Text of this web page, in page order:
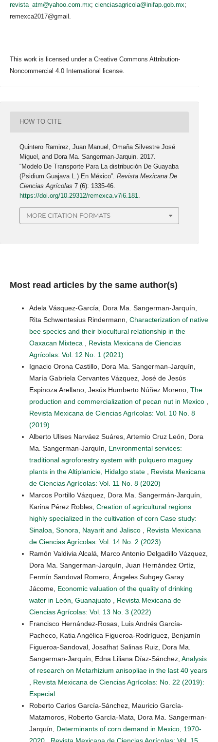
revista_atm@yahoo.com.mx; cienciasagricola@inifap.gob.mx;
remexca2017@gmail.
This work is licensed under a Creative Commons Attribution-
Noncommercial 4.0 International license.
HOW TO CITE
Quintero Ramirez, Juan Manuel, Omaña Silvestre José
Miguel, and Dora Ma. Sangerman-Jarquin. 2017.
“Modelo De Transporte Para La distribución De Guayaba
(Psidium Guajava L.) En México”.Revista Mexicana De
Ciencias Agrícolas 7 (6): 1335-46.
https://doi.org/10.29312/remexca.v7i6.181
MORE CITATION FORMATS
Most read articles by the same author(s)
Adela Vásquez-García, Dora Ma. Sangerman-Jarquín,
Rita Schwentesius Rindermann, Characterization of native
bee species and their biocultural relationship in the
Oaxacan Mixteca
Revista Mexicana de Ciencias
Agrícolas: Vol. 12 No. 1 (2021)
Ignacio Orona Castillo, Dora Ma. Sangerman-Jarquín,
María Gabriela Cervantes Vázquez, José de Jesús
Espinoza Arellano, Jesús Humberto Núñez Moreno, The
production and commercialization of pecan nut in Mexico
Revista Mexicana de Ciencias Agrícolas: Vol. 10 No. 8
(2019)
Alberto Ulises Narváez Suáres, Artemio Cruz León, Dora
Ma. Sangerman-Jarquín, Environmental services:
traditional agroforestry system with pulquero maguey
plants in the Altiplanicie, Hidalgo state
Revista Mexicana
de Ciencias Agrícolas: Vol. 11 No. 8 (2020)
Marcos Portillo Vázquez, Dora Ma. Sangermán-Jarquín,
Karina Pérez Robles, Creation of agricultural regions
highly specialized in the cultivation of corn Case study:
Sinaloa, Sonora, Nayarit and Jalisco
Revista Mexicana
de Ciencias Agrícolas: Vol. 14 No. 2 (2023)
Ramón Valdivia Alcalá, Marco Antonio Delgadillo Vázquez,
Dora Ma. Sangerman-Jarquín, Juan Hernández Ortíz,
Fermín Sandoval Romero, Ángeles Suhgey Garay
Jácome, Economic valuation of the quality of drinking
water in León, Guanajuato
Revista Mexicana de
Ciencias Agrícolas: Vol. 13 No. 3 (2022)
Francisco Hernández-Rosas, Luis Andrés García-
Pacheco, Katia Angélica Figueroa-Rodríguez, Benjamín
Figueroa-Sandoval, Josafhat Salinas Ruiz, Dora Ma.
Sangerman-Jarquín, Edna Liliana Díaz-Sánchez, Analysis
of research on Metarhizium anisopliae in the last 40 years
Revista Mexicana de Ciencias Agrícolas: No. 22 (2019):
Especial
Roberto Carlos García-Sánchez, Mauricio García-
Matamoros, Roberto García-Mata, Dora Ma. Sangerman-
Jarquín, Determinants of corn demand in Mexico, 1970-
2020
Revista Mexicana de Ciencias Agrícolas: Vol. 15